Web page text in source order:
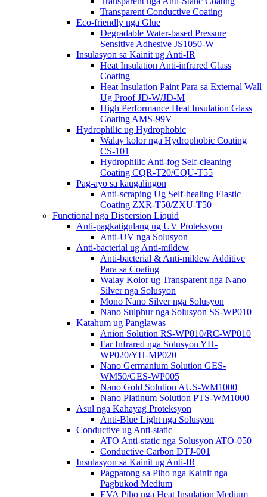
Transparent Conductive Coating
Eco-friendly nga Glue
Degradable Water-based Pressure
Sensitive Adhesive JS1050-W
Insulasyon sa Kainit ug Anti-IR
Heat Insulation Anti-infrared Glass
Coating
Heat Insulation Paint Para sa External Wall
Ug Proof JD-W/JD-M
High Performance Heat Insulation Glass
Coating AMS-99V
Hydrophilic ug Hydrophobic
Walay kolor nga Hydrophobic Coating
CS-101
Hydrophilic Anti-fog Self-cleaning
Coating CQR-T20/CQU-T55
Pag-ayo sa kaugalingon
Anti-scraping Ug Self-healing Elastic
Coating ZXR-T50/ZXU-T50
Functional nga Dispersion Liquid
Anti-pagkatigulang ug UV Proteksyon
Anti-UV nga Solusyon
Anti-bacterial ug Anti-mildew
Anti-bacterial & Anti-mildew Additive
Para sa Coating
Walay Kolor ug Transparent nga Nano
Silver nga Solusyon
Mono Nano Silver nga Solusyon
Nano Sulphur nga Solusyon SS-WP010
Katahum ug Panglawas
Anion Solution RS-WP010/RC-WP010
Far Infrared nga Solusyon YH-
WP020/YH-MP020
Nano Germanium Solution GES-
WM50/GES-WP005
Nano Gold Solution AUS-WM1000
Nano Platinum Solution PTS-WM1000
Asul nga Kahayag Proteksyon
Anti-Blue Light nga Solusyon
Conductive ug Anti-static
ATO Anti-static nga Solusyon ATO-050
Conductive Carbon DTJ-001
Insulasyon sa Kainit ug Anti-IR
Pagpatong sa Piho nga Kainit nga
Pagbukod Medium
EVA Piho nga Heat Insulation Medium